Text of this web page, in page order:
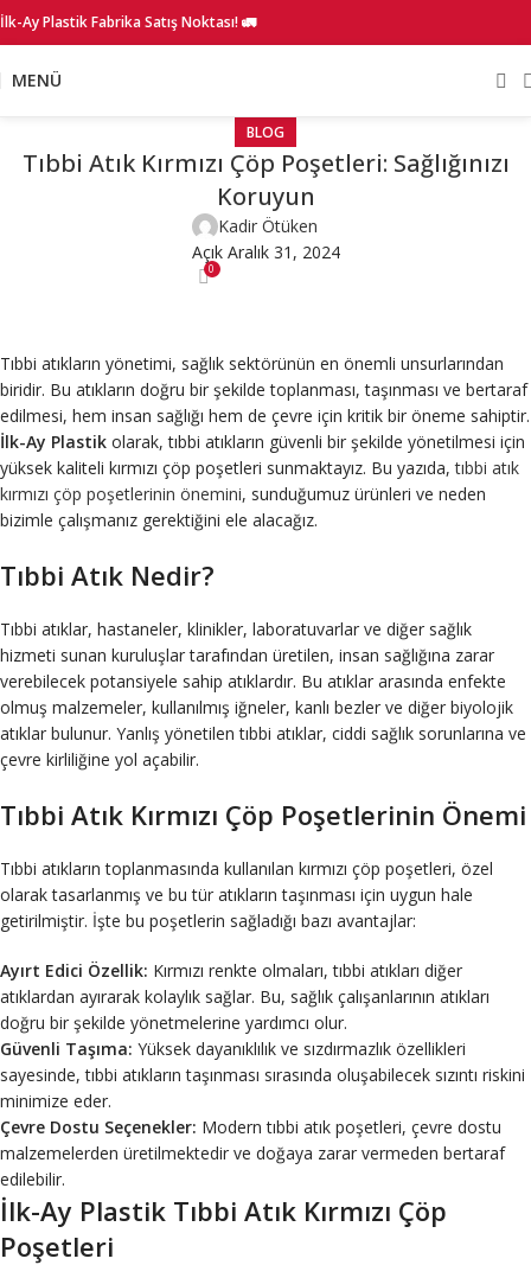
İlk-Ay Plastik Fabrika Satış Noktası! 🚛
MENÜ
BLOG
Tıbbi Atık Kırmızı Çöp Poşetleri: Sağlığınızı
Koruyun
Kadir Ötüken
Açık Aralık 31, 2024
0
Tıbbi atıkların yönetimi, sağlık sektörünün en önemli unsurlarından
biridir. Bu atıkların doğru bir şekilde toplanması, taşınması ve bertaraf
edilmesi, hem insan sağlığı hem de çevre için kritik bir öneme sahiptir.
İlk-Ay Plastik olarak, tıbbi atıkların güvenli bir şekilde yönetilmesi için
yüksek kaliteli kırmızı çöp poşetleri sunmaktayız. Bu yazıda,tıbbi atık
kırmızı çöp poşetlerinin önemini, sunduğumuz ürünleri ve neden
bizimle çalışmanız gerektiğini ele alacağız.
Tıbbi Atık Nedir?
Tıbbi atıklar, hastaneler, klinikler, laboratuvarlar ve diğer sağlık
hizmeti sunan kuruluşlar tarafından üretilen, insan sağlığına zarar
verebilecek potansiyele sahip atıklardır. Bu atıklar arasında enfekte
olmuş malzemeler, kullanılmış iğneler, kanlı bezler ve diğer biyolojik
atıklar bulunur. Yanlış yönetilen tıbbi atıklar, ciddi sağlık sorunlarına ve
çevre kirliliğine yol açabilir.
Tıbbi Atık Kırmızı Çöp Poşetlerinin Önemi
Tıbbi atıkların toplanmasında kullanılan kırmızı çöp poşetleri, özel
olarak tasarlanmış ve bu tür atıkların taşınması için uygun hale
getirilmiştir. İşte bu poşetlerin sağladığı bazı avantajlar:
Ayırt Edici Özellik: Kırmızı renkte olmaları, tıbbi atıkları diğer
atıklardan ayırarak kolaylık sağlar. Bu, sağlık çalışanlarının atıkları
doğru bir şekilde yönetmelerine yardımcı olur.
Güvenli Taşıma: Yüksek dayanıklılık ve sızdırmazlık özellikleri
sayesinde, tıbbi atıkların taşınması sırasında oluşabilecek sızıntı riskini
minimize eder.
Çevre Dostu Seçenekler: Modern tıbbi atık poşetleri, çevre dostu
malzemelerden üretilmektedir ve doğaya zarar vermeden bertaraf
edilebilir.
İlk-Ay Plastik Tıbbi Atık Kırmızı Çöp
Poşetleri